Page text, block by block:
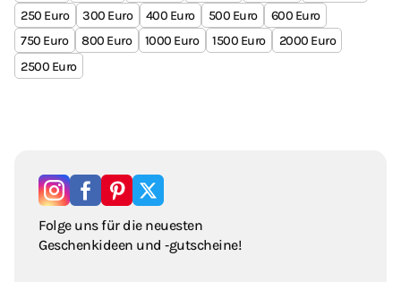
250
300 400 500
600
750
800 1000 1500
2000
2500
Folge uns für die neuesten
Geschenkideen und ‑gutscheine!